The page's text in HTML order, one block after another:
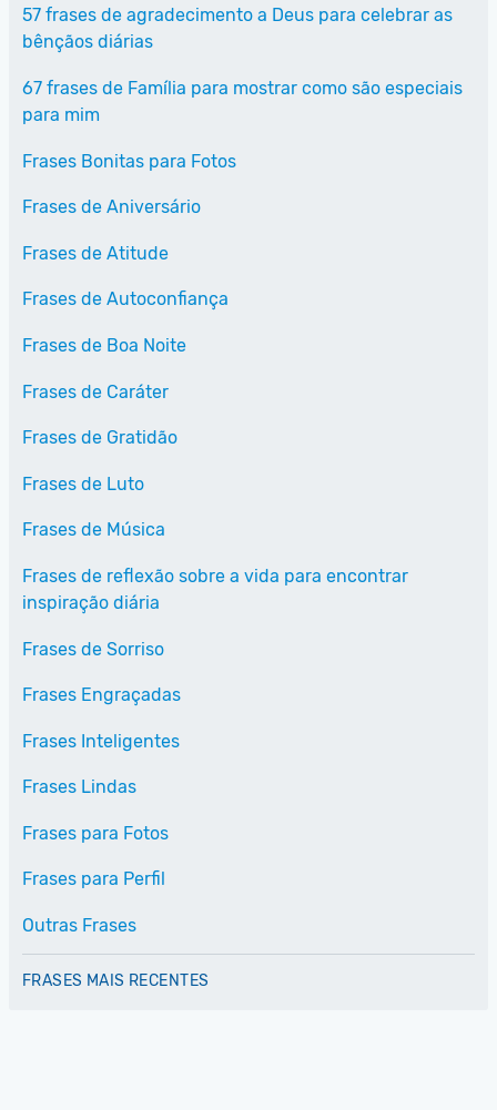
57 frases de agradecimento a Deus para celebrar as
bênçãos diárias
67 frases de Família para mostrar como são especiais
para mim
Frases Bonitas para Fotos
Frases de Aniversário
Frases de Atitude
Frases de Autoconfiança
Frases de Boa Noite
Frases de Caráter
Frases de Gratidão
Frases de Luto
Frases de Música
Frases de reflexão sobre a vida para encontrar
inspiração diária
Frases de Sorriso
Frases Engraçadas
Frases Inteligentes
Frases Lindas
Frases para Fotos
Frases para Perfil
Outras Frases
FRASES MAIS RECENTES